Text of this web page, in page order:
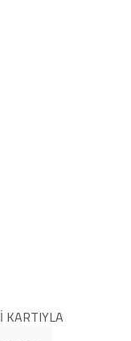
KARTIYLA